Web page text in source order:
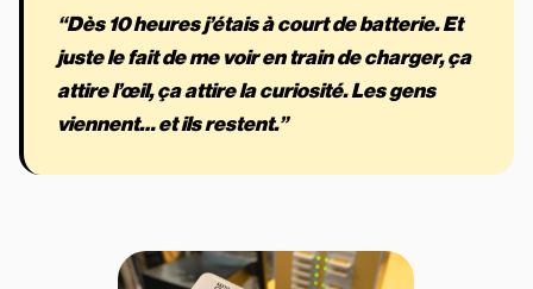
“Dès 10 heures j’étais à court de batterie. Et
juste le fait de me voir en train de charger, ça
attire l’œil, ça attire la curiosité. Les gens
viennent… et ils restent.”